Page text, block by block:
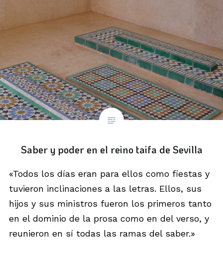
Saber y poder en el reino taifa de Sevilla
«Todos los días eran para ellos como fiestas y
tuvieron inclinaciones a las letras. Ellos, sus
hijos y sus ministros fueron los primeros tanto
en el dominio de la prosa como en del verso, y
reunieron en sí todas las ramas del saber.»